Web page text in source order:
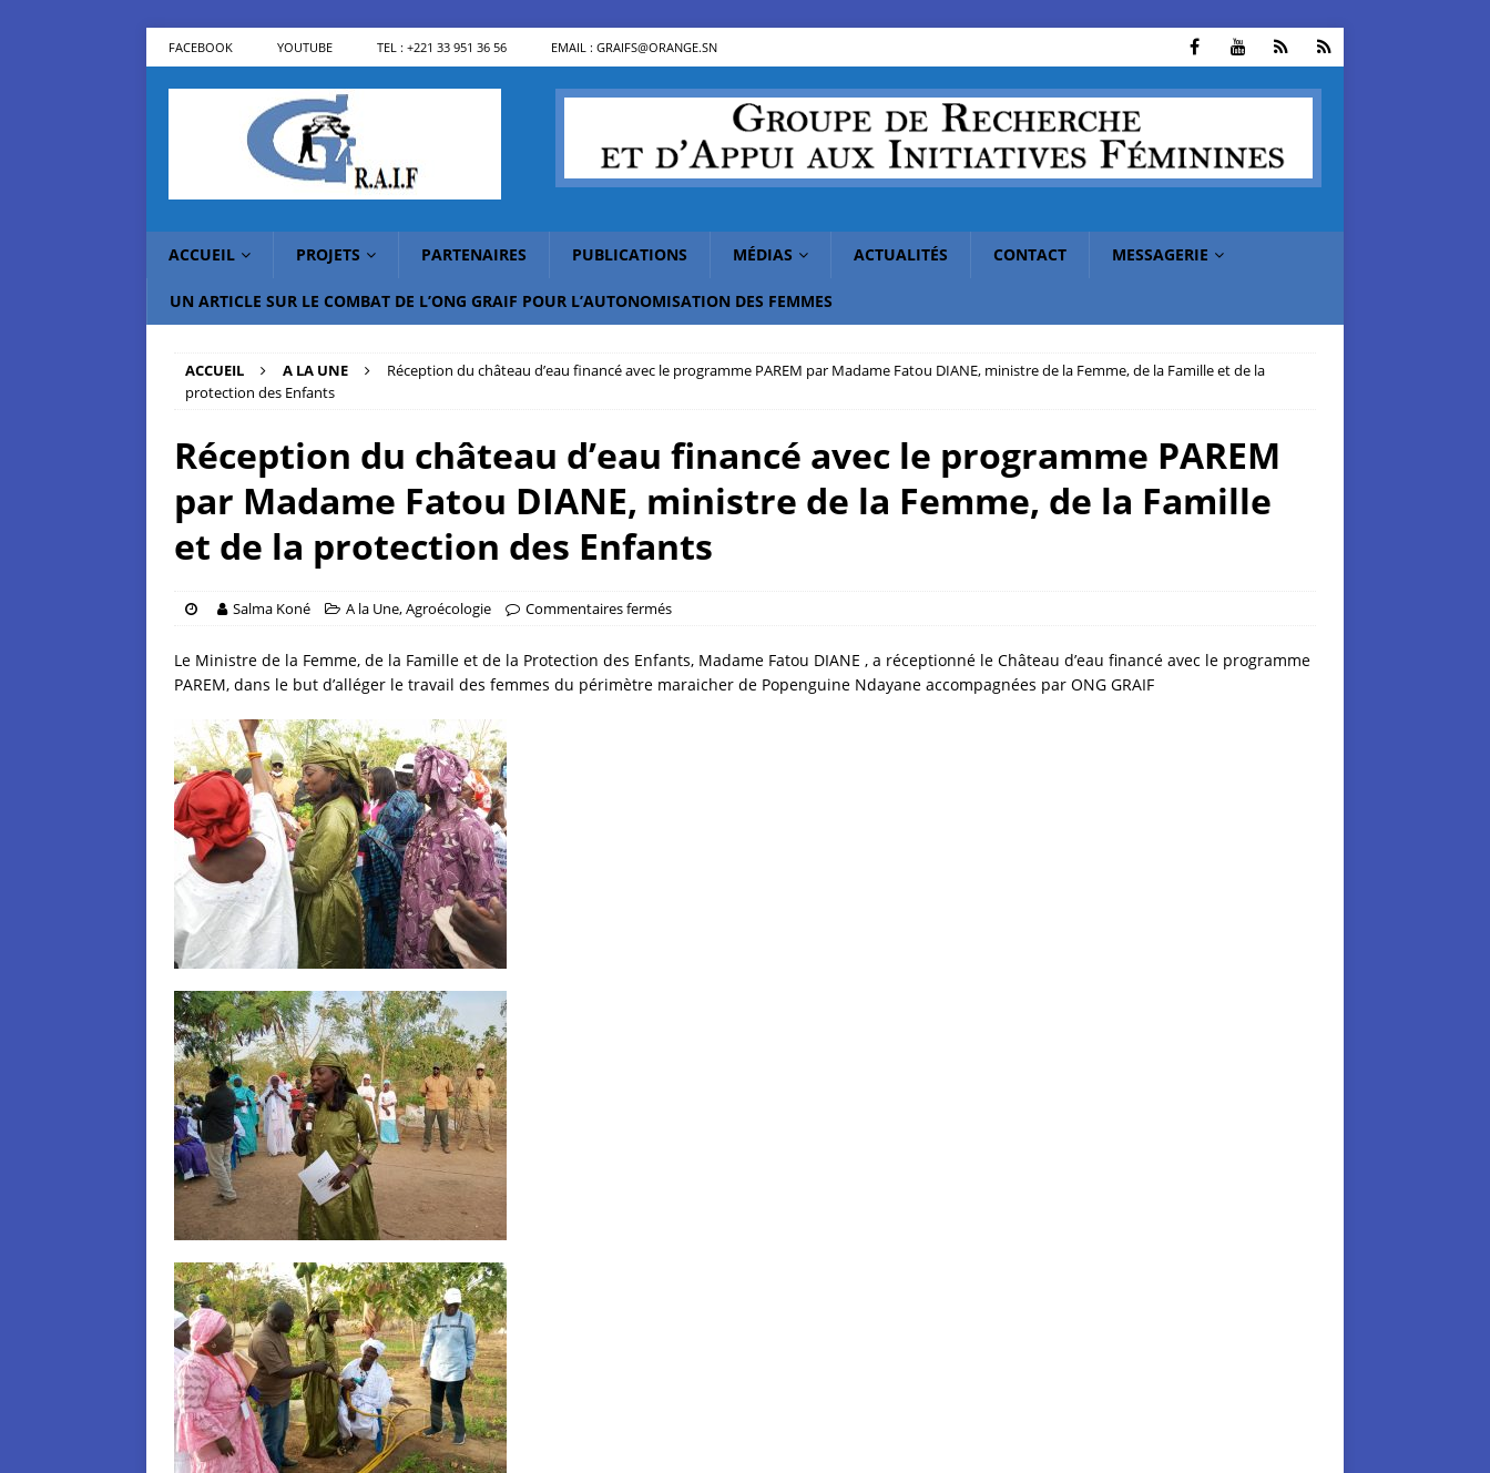
FACEBOOK YOUTUBE TEL : +221 33 951 36 56 EMAIL : GRAIFS@ORANGE.SN
ACCUEIL PROJETS PARTENAIRES PUBLICATIONS MÉDIAS ACTUALITÉS CONTACT MESSAGERIE
UN ARTICLE SUR LE COMBAT DE L’ONG GRAIF POUR L’AUTONOMISATION DES FEMMES
ACCUEIL A LA UNE
Réception du château d’eau financé avec le programme PAREM par Madame Fatou DIANE, ministre de la Femme, de la Famille et de la
protection des Enfants
Réception du château d’eau financé avec le programme PAREM
par Madame Fatou DIANE, ministre de la Femme, de la Famille
et de la protection des Enfants
Salma Koné A la Une,Agroécologie Commentaires fermés
Le Ministre de la Femme, de la Famille et de la Protection des Enfants, Madame Fatou DIANE , a réceptionné le Château d’eau financé avec le programme
PAREM, dans le but d’alléger le travail des femmes du périmètre maraicher de Popenguine Ndayane accompagnées par ONG GRAIF